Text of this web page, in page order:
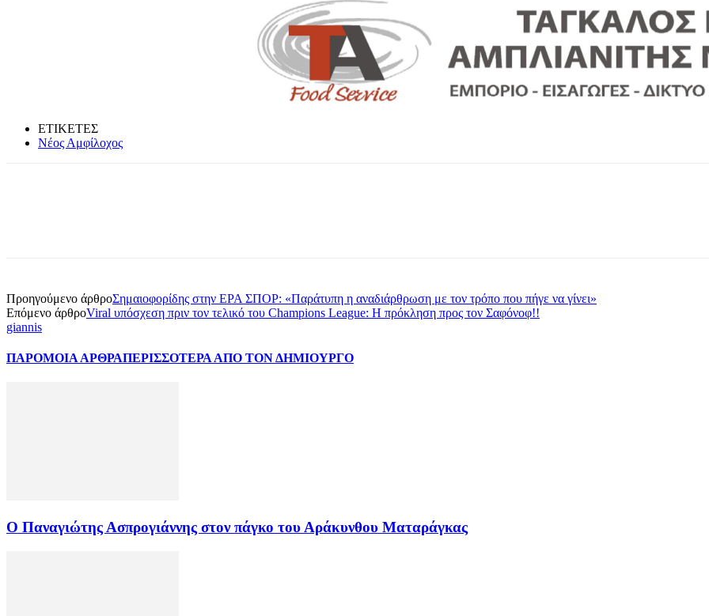
ΕΤΙΚΕΤΕΣ
Νέος Αμφίλοχος
Προηγούμενο άρθροΣημαιοφορίδης στην ΕΡΑ ΣΠΟΡ: «Παράτυπη η αναδιάρθρωση με τον τρόπο που πήγε να γίνει»
Επόμενο άρθροViral υπόσχεση πριν τον τελικό του Champions League: Η πρόκληση προς τον Σαφόνοφ!!
giannis
ΠΑΡΟΜΟΙΑ ΑΡΘΡΑΠΕΡΙΣΣΟΤΕΡΑ ΑΠΟ ΤΟΝ ΔΗΜΙΟΥΡΓΟ
Ο Παναγιώτης Ασπρογιάννης στον πάγκο του Αράκυνθου Ματαράγκας